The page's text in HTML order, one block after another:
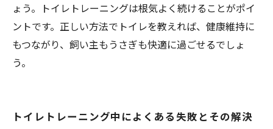
ょう。トイレトレーニングは根気よく続けることがポイ
ントです。正しい方法でトイレを教えれば、健康維持に
もつながり、飼い主もうさぎも快適に過ごせるでしょ
う。
トイレトレーニング中によくある失敗とその解決